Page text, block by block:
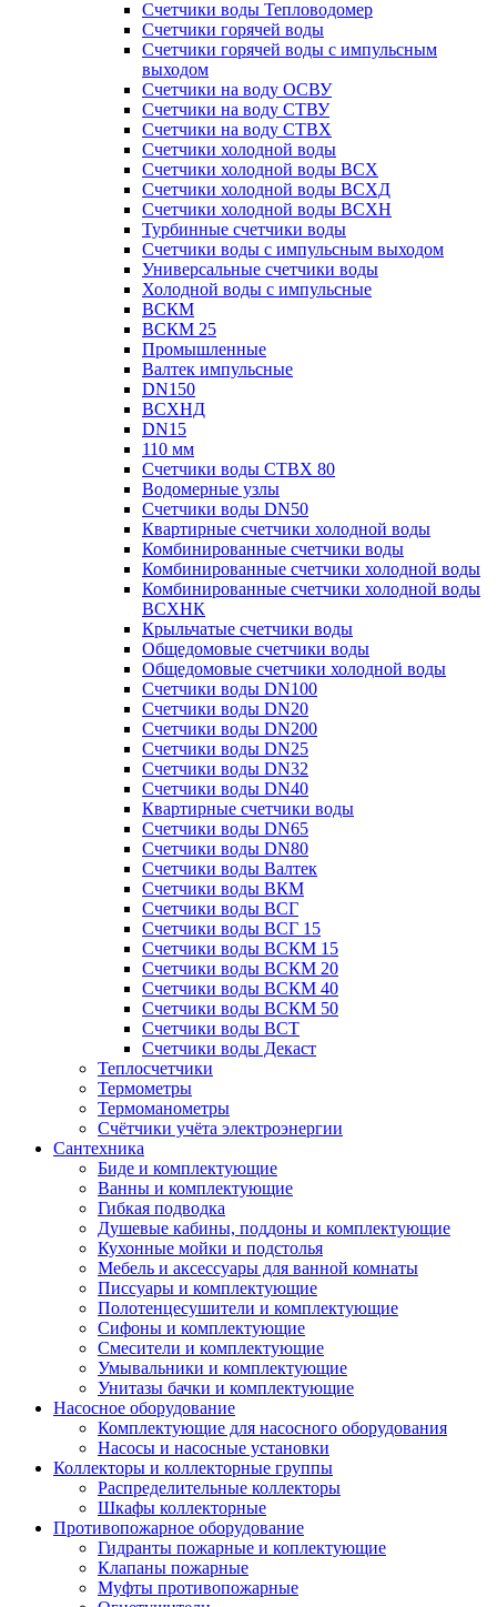
Счетчики воды Тепловодомер
Счетчики горячей воды
Счетчики горячей воды с импульсным
выходом
Счетчики на воду ОСВУ
Счетчики на воду СТВУ
Счетчики на воду СТВХ
Счетчики холодной воды
Счетчики холодной воды ВСХ
Счетчики холодной воды ВСХД
Счетчики холодной воды ВСХН
Турбинные счетчики воды
Счетчики воды с импульсным выходом
Универсальные счетчики воды
Холодной воды с импульсные
ВСКМ
ВСКМ 25
Промышленные
Валтек импульсные
DN150
ВСХНД
DN15
110 мм
Счетчики воды СТВХ 80
Водомерные узлы
Счетчики воды DN50
Квартирные счетчики холодной воды
Комбинированные счетчики воды
Комбинированные счетчики холодной воды
Комбинированные счетчики холодной воды
ВСХНК
Крыльчатые счетчики воды
Общедомовые счетчики воды
Общедомовые счетчики холодной воды
Счетчики воды DN100
Счетчики воды DN20
Счетчики воды DN200
Счетчики воды DN25
Счетчики воды DN32
Счетчики воды DN40
Квартирные счетчики воды
Счетчики воды DN65
Счетчики воды DN80
Счетчики воды Валтек
Счетчики воды ВКМ
Счетчики воды ВСГ
Счетчики воды ВСГ 15
Счетчики воды ВСКМ 15
Счетчики воды ВСКМ 20
Счетчики воды ВСКМ 40
Счетчики воды ВСКМ 50
Счетчики воды ВСТ
Счетчики воды Декаст
Теплосчетчики
Термометры
Термоманометры
Счётчики учёта электроэнергии
Сантехника
Биде и комплектующие
Ванны и комплектующие
Гибкая подводка
Душевые кабины, поддоны и комплектующие
Кухонные мойки и подстолья
Мебель и аксессуары для ванной комнаты
Писсуары и комплектующие
Полотенцесушители и комплектующие
Сифоны и комплектующие
Смесители и комплектующие
Умывальники и комплектующие
Унитазы бачки и комплектующие
Насосное оборудование
Комплектующие для насосного оборудования
Насосы и насосные установки
Коллекторы и коллекторные группы
Распределительные коллекторы
Шкафы коллекторные
Противопожарное оборудование
Гидранты пожарные и коплектующие
Клапаны пожарные
Муфты противопожарные